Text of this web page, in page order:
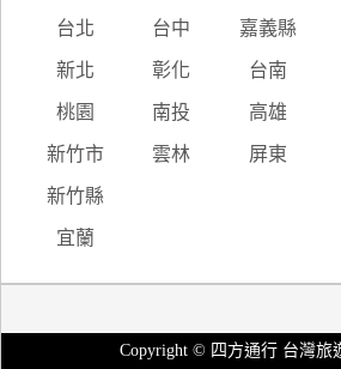
台北 台中 嘉義縣
新北 彰化 台南
桃園 南投 高雄
新竹市 雲林 屏東
新竹縣
宜蘭
Copyright © 四方通行 台灣旅